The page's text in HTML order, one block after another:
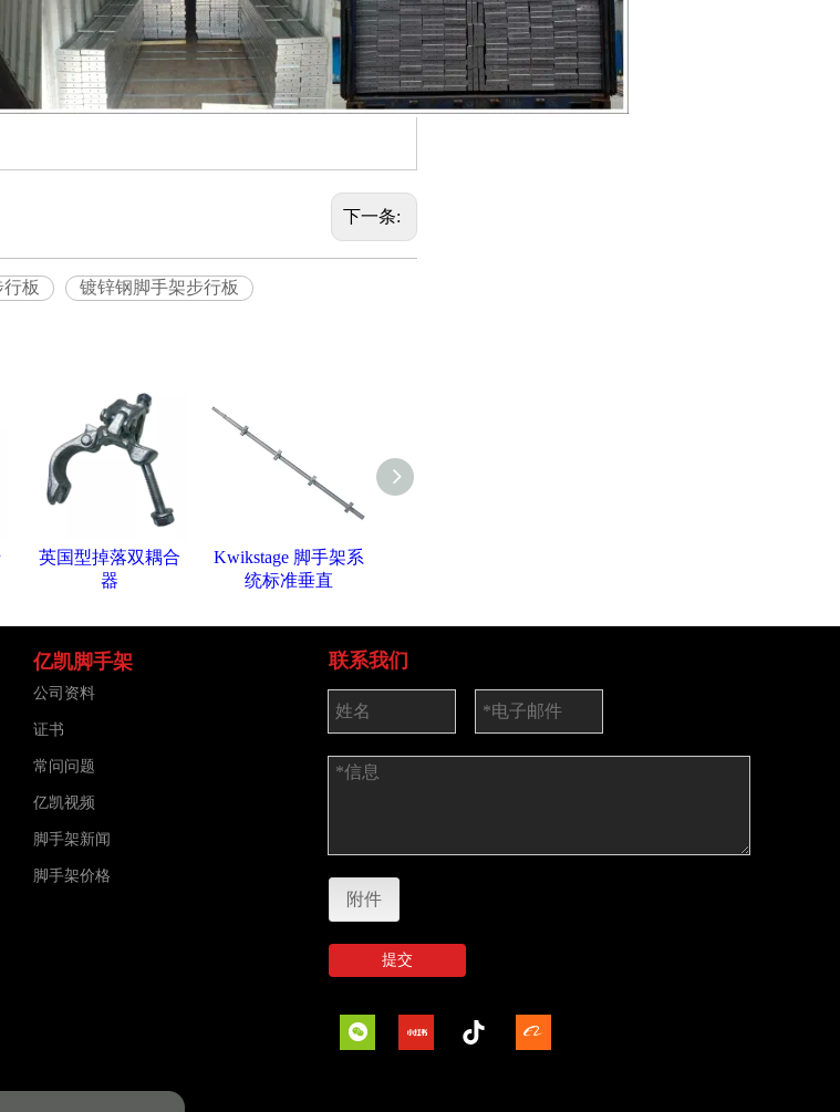
下一条:
板
镀锌钢脚手架步行板
英国型掉落双耦合
器
Kwikstage 脚手架系
统标准垂直
亿凯脚手架
公司资料
证书
常问问题
亿凯视频
脚手架新闻
脚手架价格
联系我们
附件
提交